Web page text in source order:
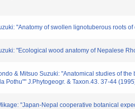
"Anatomy of swollen lignotuberous roots
"Ecological wood anatomy of Nepalese
& Mitsuo Suzuki: "Anatomical studies of
Pothu"" J.Phytogeogr. & Taxon.43. 37-44
"Japan-Nepal cooperative botanical